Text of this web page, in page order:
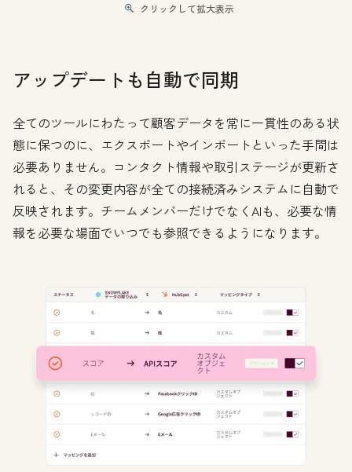
クリックして拡大表示
アップデートも自動で同期
全てのツールにわたって顧客データを常に一貫性のある状
態に保つのに、エクスポートやインポートといった手間は
必要ありません。コンタクト情報や取引ステージが更新さ
れると、その変更内容が全ての接続済みシステムに自動で
反映されます。チームメンバーだけでなくAIも、必要な情
報を必要な場面でいつでも参照できるようになります。